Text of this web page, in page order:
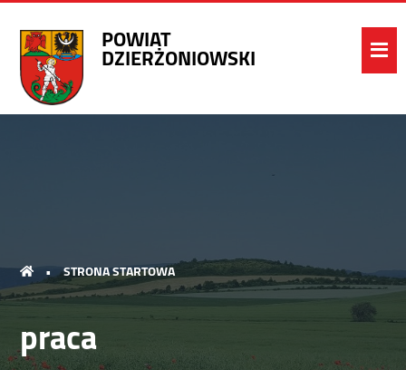
POWIAT
DZIERŻONIOWSKI
• STRONA STARTOWA
praca